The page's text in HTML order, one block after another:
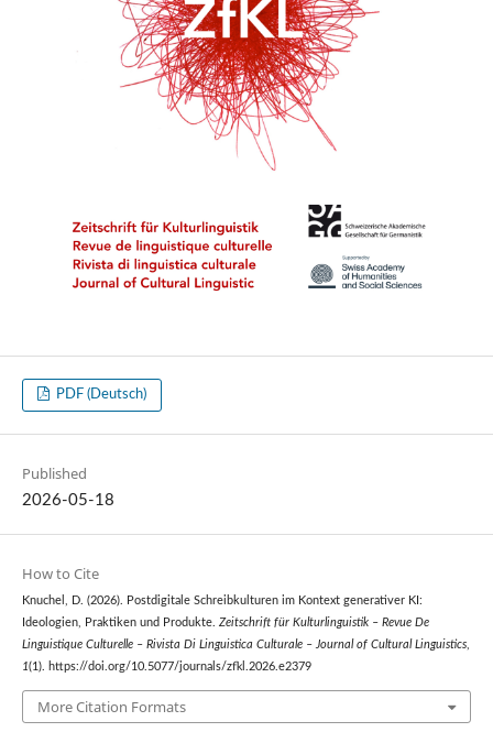
PDF (Deutsch)
Published
2026-05-18
How to Cite
Knuchel, D. (2026). Postdigitale Schreibkulturen im Kontext generativer KI:
Ideologien, Praktiken und Produkte. Zeitschrift für Kulturlinguistik – Revue De
Linguistique Culturelle – Rivista Di Linguistica Culturale – Journal of Cultural Linguistics,
1(1). https://doi.org/10.5077/journals/zfkl.2026.e2379
More Citation Formats